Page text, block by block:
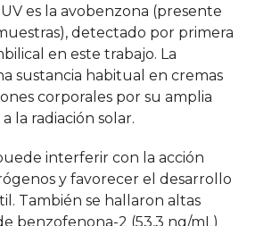
es la avobenzona (presente
detectado por primera
en este trabajo. La
sustancia habitual en cremas
corporales por su amplia
la radiación solar.
interferir con la acción
y favorecer el desarrollo
También se hallaron altas
benzofenona-2 (53,3 ng/mL)